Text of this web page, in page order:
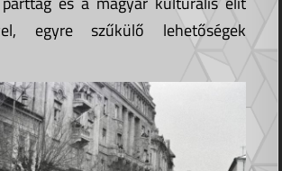
egyre szűkülő lehetőségek